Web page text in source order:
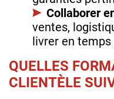
Collaborer
ventes,
livrer en
QUELLES
CLIENTÈLE